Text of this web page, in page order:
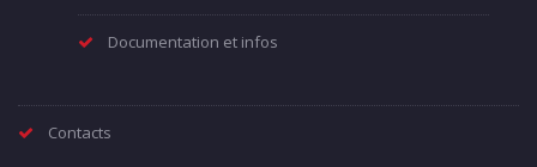
Documentation et infos
Contacts